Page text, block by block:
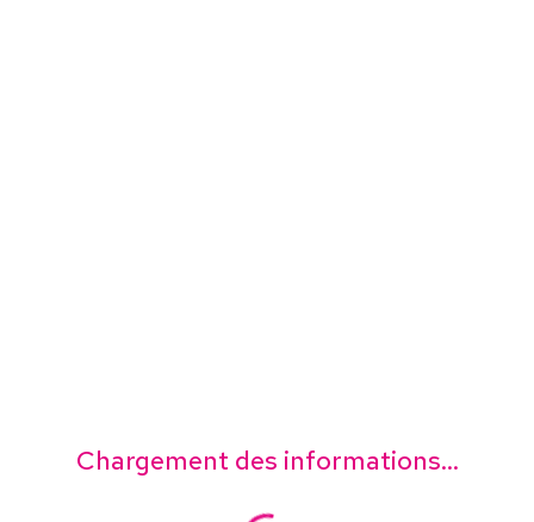
Chargement des informations...